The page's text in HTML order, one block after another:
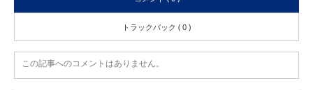
トラックバック ( 0 )
この記事へのコメントはありません。